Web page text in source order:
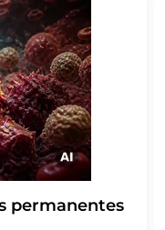
permanentes